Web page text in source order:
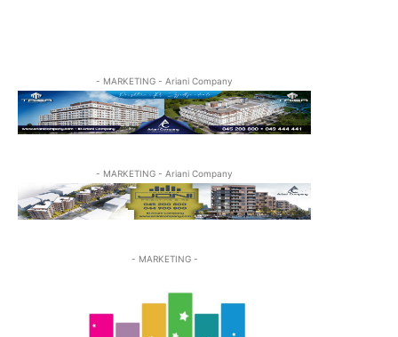
- MARKETING - Ariani Company
- MARKETING - Ariani Company
- MARKETING -